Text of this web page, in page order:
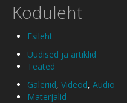
Koduleht
Esileht
Uudised ja artiklid
Teated
Galeriid, Videod, Audio
Materjalid